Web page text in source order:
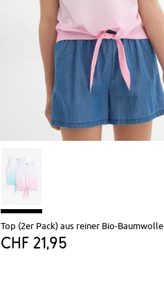
Top (2er Pack) aus reiner Bio-Baumwolle
CHF 21,95